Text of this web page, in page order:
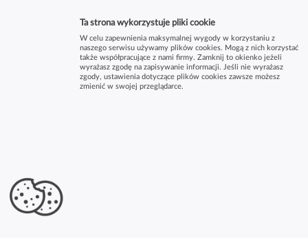
Ta strona wykorzystuje pliki cookie
W celu zapewnienia maksymalnej wygody w korzystaniu z
naszego serwisu używamy plików cookies. Mogą z nich korzystać
także współpracujące z nami firmy. Zamknij to okienko jeżeli
wyrażasz zgodę na zapisywanie informacji. Jeśli nie wyrażasz
zgody, ustawienia dotyczące plików cookies zawsze możesz
zmienić w swojej przeglądarce.